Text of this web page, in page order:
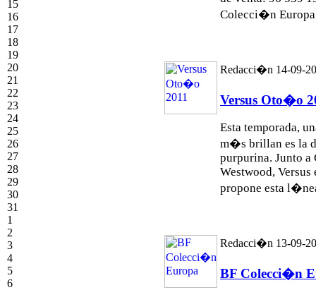
15
16
17
18
19
20
21
22
23
24
25
26
27
28
29
30
31
1
2
3
4
5
6
Colecci�n
Redacci�n 14-09-
Versus Oto�o
Esta temporada,
m�s brillan es la
purpurina. Junto
Westwood, Versus
propone esta
Redacci�n 13-09-
BF Colecci�n